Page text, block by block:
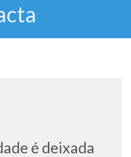
é deixada